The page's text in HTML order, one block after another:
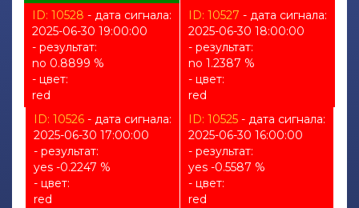
ID: 10528 - дата сигнала:
2025-06-30 19:00:00
- результат:
no 0.8899 %
- цвет:
red
ID: 10527 - дата сигнала:
2025-06-30 18:00:00
- результат:
no 1.2387 %
- цвет:
red
ID: 10526- дата сигнала:
2025-06-30 17:00:00
- результат:
yes -0.2247 %
- цвет:
red
ID: 10525 - дата сигнала:
2025-06-30 16:00:00
- результат:
yes -0.5587 %
- цвет:
red